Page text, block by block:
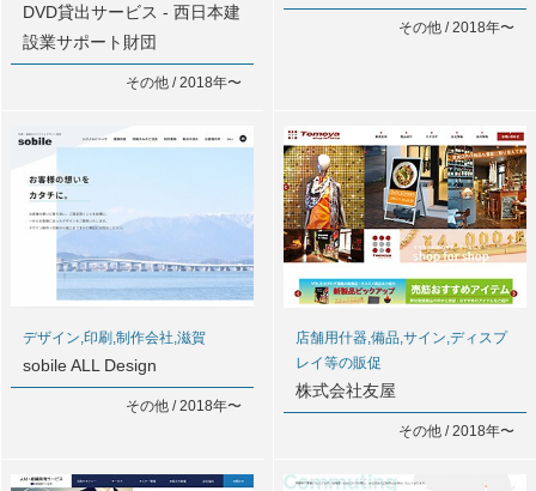
DVD貸出サービス - 西日本建
設業サポート財団
その他 / 2018年〜
その他 / 2018年〜
デザイン,印刷,制作会社,滋賀
sobile ALL Design
その他 / 2018年〜
店舗用什器,備品,サイン,ディスプ
レイ等の販促
株式会社友屋
その他 / 2018年〜